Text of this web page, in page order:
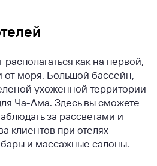
как на первой,
от моря. Большой бассейн,
ухоженной территории
Ча-Ама. Здесь вы сможете
за рассветами и
клиентов при отелях
и массажные салоны.